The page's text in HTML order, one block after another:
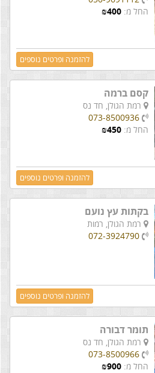
החל מ:
₪400
להזמנה ופרטים נוספים
קסם ברמה
רמת הגולן, חד נס
073-8500936
החל מ:
₪450
להזמנה ופרטים נוספים
בקתות עץ נועם
רמת הגולן, רמות
072-3924790
להזמנה ופרטים נוספים
תומר דבורה
רמת הגולן, חד נס
073-8500966
החל מ:
₪900